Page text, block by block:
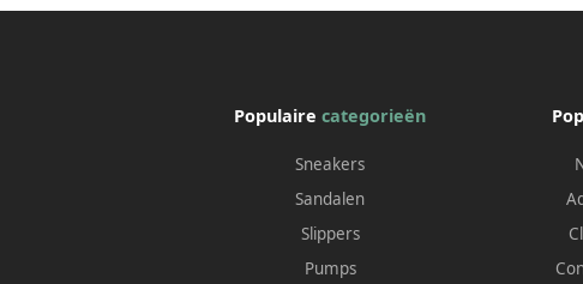
Populairecategorieën
Sneakers
Sandalen
Slippers
Pumps